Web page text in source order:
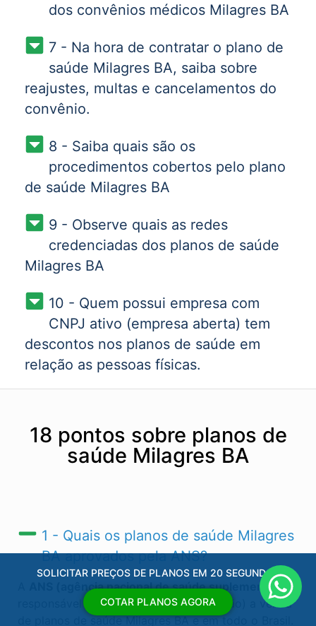
dos convênios médicos Milagres BA
7 - Na hora de contratar o plano de
saúde Milagres BA, saiba sobre
reajustes, multas e cancelamentos do
convênio.
8 - Saiba quais são os
procedimentos cobertos pelo plano
de saúde Milagres BA
9 - Observe quais as redes
credenciadas dos planos de saúde
Milagres BA
10 - Quem possui empresa com
CNPJ ativo (empresa aberta) tem
descontos nos planos de saúde em
relação as pessoas físicas.
18 pontos sobre planos de
saúde Milagres BA
1 - Quais os planos de saúde Milagres
BA​ aprovados pela ANS?
ANS (agência nacional de saúde suplementar)é
responsável por regular (autorizas ou não) a venda
de planos de saúde Milagres BA​ e em todo o Brasil.
SOLICITAR PREÇOS DE PLANOS EM 20 SEGUNDOS
COTAR PLANOS AGORA